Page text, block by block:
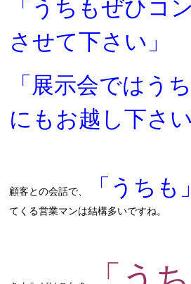
「うちもぜひコ
させて下さい」
「展示会ではう
にもお越し下さい
顧客との会話で、 「うちも」
てくる営業マンは結構多いですね。